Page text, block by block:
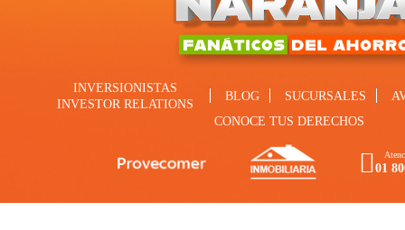
INVERSIONISTAS
INVESTOR RELATIONS
BLOG SUCURSALES
CONOCE TUS DERECHOS
01